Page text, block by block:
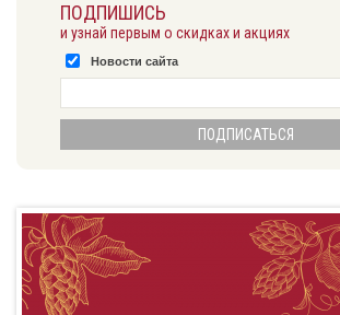
ПОДПИШИСЬ
и узнай первым о скидках и акциях
Новости сайта